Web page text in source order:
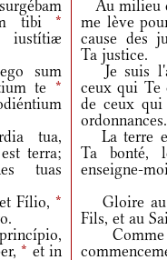
tibi *
iustítiæ
Au milieu
me lève
cause des
Ta justice.
sum
te *
Je suis
ceux qui Te
de ceux qui
ordonnances.
tua,
terra;
tuas
La terre
Ta bonté,
enseigne-
Fílio, *
Gloire au
Fils, et au
* et in
Comme